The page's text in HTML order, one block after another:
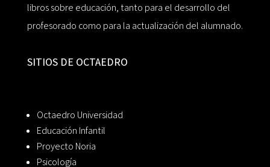
libros sobre educación, tanto para el desarrollo del
profesorado como para la actualización del alumnado.
SITIOS DE OCTAEDRO
Octaedro Universidad
Educación Infantil
Proyecto Noria
Psicología